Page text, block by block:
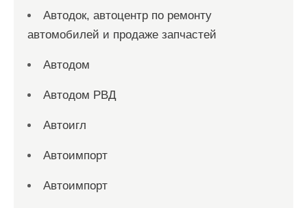
Автодок, автоцентр по ремонту
автомобилей и продаже запчастей
Автодом
Автодом РВД
Автоигл
Автоимпорт
Автоимпорт